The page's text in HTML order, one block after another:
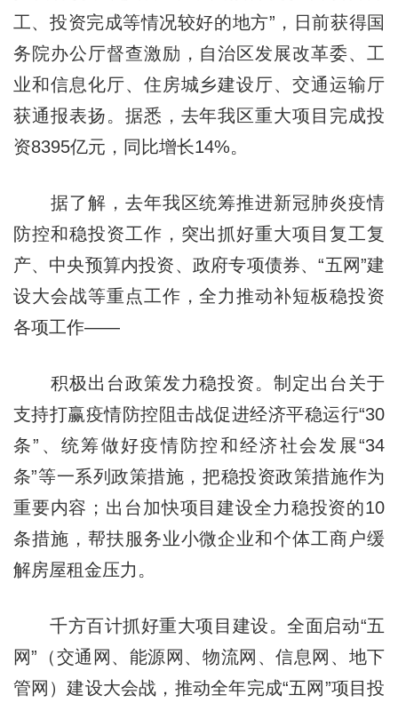
工、投资完成等情况较好的地方”，日前获得国
务院办公厅督查激励，自治区发展改革委、工
业和信息化厅、住房城乡建设厅、交通运输厅
获通报表扬。据悉，去年我区重大项目完成投
资8395亿元，同比增长14%。
据了解，去年我区统筹推进新冠肺炎疫情
防控和稳投资工作，突出抓好重大项目复工复
产、中央预算内投资、政府专项债券、“五网”建
设大会战等重点工作，全力推动补短板稳投资
各项工作——
积极出台政策发力稳投资。制定出台关于
支持打赢疫情防控阻击战促进经济平稳运行“30
条”、统筹做好疫情防控和经济社会发展“34
条”等一系列政策措施，把稳投资政策措施作为
重要内容；出台加快项目建设全力稳投资的10
条措施，帮扶服务业小微企业和个体工商户缓
解房屋租金压力。
千方百计抓好重大项目建设。全面启动“五
网”（交通网、能源网、物流网、信息网、地下
管网）建设大会战，推动全年完成“五网”项目投